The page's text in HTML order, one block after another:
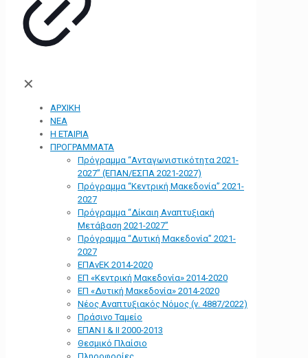
✕
ΑΡΧΙΚΗ
ΝΕΑ
Η ΕΤΑΙΡΙΑ
ΠΡΟΓΡΑΜΜΑΤΑ
Πρόγραμμα “Ανταγωνιστικότητα 2021-
2027” (ΕΠΑΝ/ΕΣΠΑ 2021-2027)
Πρόγραμμα “Κεντρική Μακεδονία” 2021-
2027
Πρόγραμμα “Δίκαιη Αναπτυξιακή
Μετάβαση 2021-2027”
Πρόγραμμα “Δυτική Μακεδονία” 2021-
2027
ΕΠΑνΕΚ 2014-2020
ΕΠ «Kεντρική Μακεδονία» 2014-2020
ΕΠ «Δυτική Μακεδονία» 2014-2020
Νέος Αναπτυξιακός Νόμος (ν. 4887/2022)
Πράσινο Ταμείο
ΕΠΑΝ Ι & ΙΙ 2000-2013
Θεσμικό Πλαίσιο